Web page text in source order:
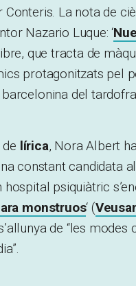
La nota de
Nazario Luque: ‘
que tracta de
protagonitzats pel
del
lírica, Nora Albert
constant candidata
hospital psiquiàtric
monstruos‘ (
de “les